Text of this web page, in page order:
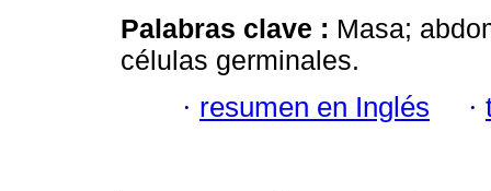
Palabras clave : Masa;
células germinales.
· resumen en Inglés ·